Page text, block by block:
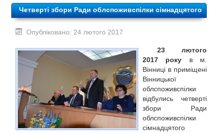
НОВИНИ
ПІДПРИЄМСТВА
ФОТОГАЛЕРЕЯ
РЕКЛАМА
КОНТАКТИ
Четверті збори Ради облспоживспілки сімнадцятого
скликання
Опубліковано: 24 лютого 2017
23 лютого
2017 року в м.
Вінниці в приміщені
Вінницької
облспоживспілки
відбулись четверті
збори Ради
облспоживспілки
сімнадцятого